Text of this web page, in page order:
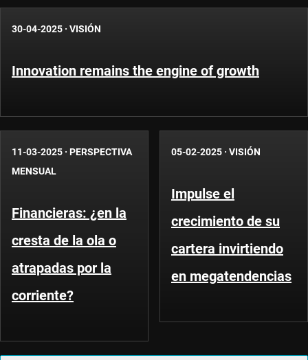
30-04-2025 · VISIÓN
Innovation remains the engine of growth
11-03-2025 · PERSPECTIVA
MENSUAL
Financieras: ¿en la
cresta de la ola o
atrapadas por la
corriente?
05-02-2025 · VISIÓN
Impulse el
crecimiento de su
cartera invirtiendo
en megatendencias